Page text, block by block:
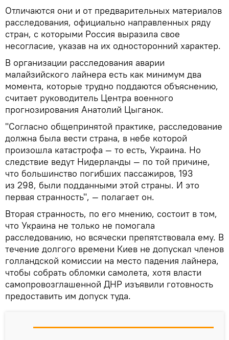
Отличаются они и от предварительных материалов
расследования, официально направленных ряду
стран, с которыми Россия выразила свое
несогласие, указав на их односторонний характер.
В организации расследования аварии
малайзийского лайнера есть как минимум два
момента, которые трудно поддаются объяснению,
считает руководитель Центра военного
прогнозирования Анатолий Цыганок.
"Согласно общепринятой практике, расследование
должна была вести страна, в небе которой
произошла катастрофа — то есть, Украина. Но
следствие ведут Нидерланды — по той причине,
что большинство погибших пассажиров, 193
из 298, были подданными этой страны. И это
первая странность", — полагает он.
Вторая странность, по его мнению, состоит в том,
что Украина не только не помогала
расследованию, но всячески препятствовала ему. В
течение долгого времени Киев не допускал членов
голландской комиссии на место падения лайнера,
чтобы собрать обломки самолета, хотя власти
самопровозглашенной ДНР изъявили готовность
предоставить им допуск туда.